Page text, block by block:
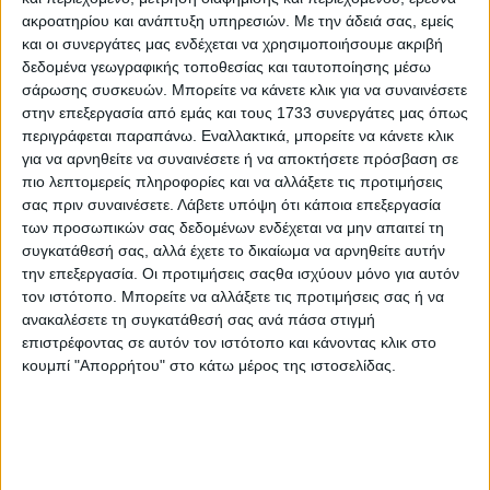
ακροατηρίου και ανάπτυξη υπηρεσιών. Με την άδειά σας, εμείς
και οι συνεργάτες μας ενδέχεται να χρησιμοποιήσουμε ακριβή
δεδομένα γεωγραφικής τοποθεσίας και ταυτοποίησης μέσω
σάρωσης συσκευών. Μπορείτε να κάνετε κλικ για να συναινέσετε
στην επεξεργασία από εμάς και τους 1733 συνεργάτες μας όπως
περιγράφεται παραπάνω. Εναλλακτικά, μπορείτε να κάνετε κλικ
για να αρνηθείτε να συναινέσετε ή να αποκτήσετε πρόσβαση σε
πιο λεπτομερείς πληροφορίες και να αλλάξετε τις προτιμήσεις
σας πριν συναινέσετε. Λάβετε υπόψη ότι κάποια επεξεργασία
των προσωπικών σας δεδομένων ενδέχεται να μην απαιτεί τη
συγκατάθεσή σας, αλλά έχετε το δικαίωμα να αρνηθείτε αυτήν
την επεξεργασία. Οι προτιμήσεις σαςθα ισχύουν μόνο για αυτόν
τον ιστότοπο. Μπορείτε να αλλάξετε τις προτιμήσεις σας ή να
ανακαλέσετε τη συγκατάθεσή σας ανά πάσα στιγμή
επιστρέφοντας σε αυτόν τον ιστότοπο και κάνοντας κλικ στο
κουμπί "Απορρήτου" στο κάτω μέρος της ιστοσελίδας.
Αρχική
Ελλάδα